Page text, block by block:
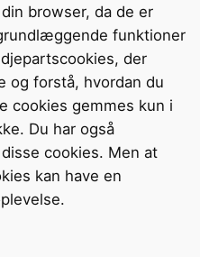
browser, da de er
funktioner
der
og forstå, hvordan du
cookies gemmes kun i
Du har også
cookies. Men at
kan have en